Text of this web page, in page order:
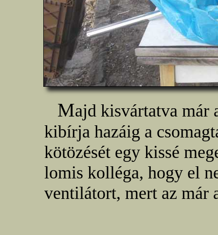
Majd kisvártatva már
kibírja hazáig a
kötözését egy kissé
lomis kolléga, hogy el
ventilátort, mert az már